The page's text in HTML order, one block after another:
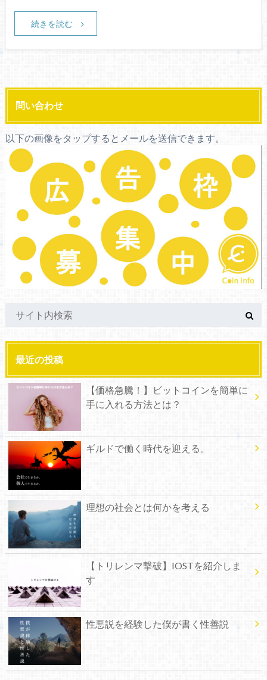
続きを読む
問い合わせ
以下の画像をタップするとメールを送信できます。
最近の投稿
【価格急騰！】ビットコインを簡単に
手に入れる方法とは？
ギルドで働く時代を迎える。
理想の社会とは何かを考える
【トリレンマ撃破】IOSTを紹介しま
す
性悪説を経験した僕が書く性善説